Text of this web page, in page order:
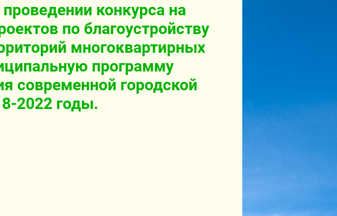
конкурса на
по благоустройству
многоквартирных
программу
современной городской
2022 годы.